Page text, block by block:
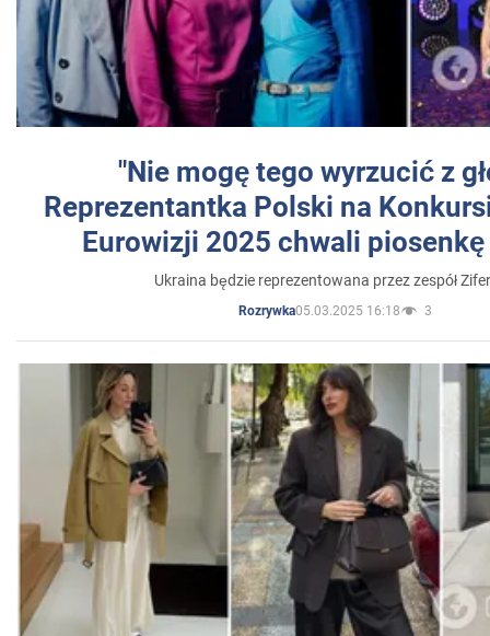
"Nie mogę tego wyrzucić z
Reprezentantka Polski na
Eurowizji 2025 chwali
Ukraina będzie reprezentowana przez zespół
Rozrywka05.03.2025 16:18 3